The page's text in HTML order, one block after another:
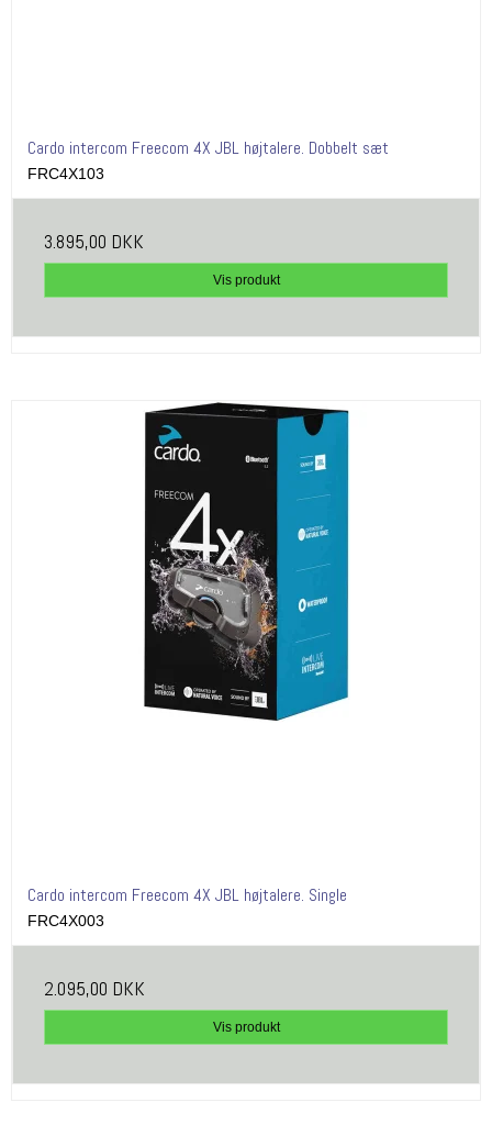
Cardo intercom Freecom 4X JBL højtalere. Dobbelt sæt
FRC4X103
3.895,00 DKK
Vis produkt
Cardo intercom Freecom 4X JBL højtalere. Single
FRC4X003
2.095,00 DKK
Vis produkt